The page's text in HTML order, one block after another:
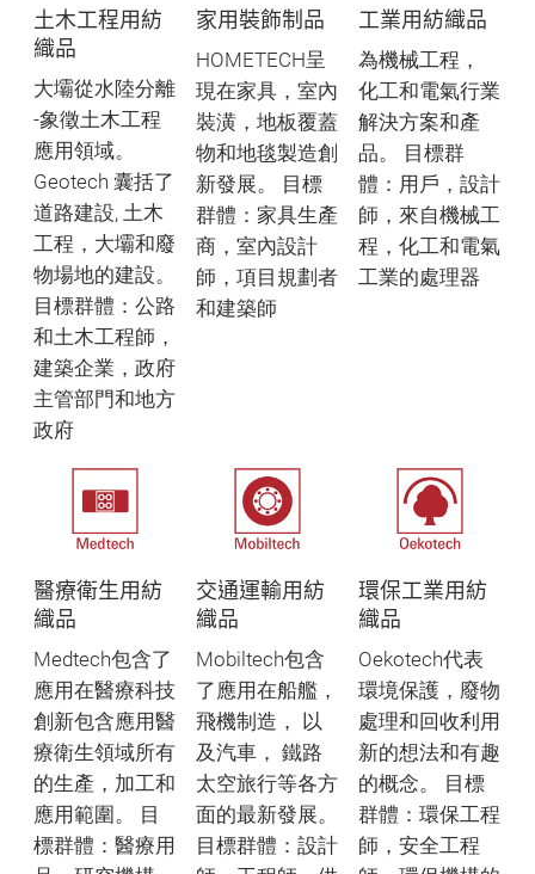
土木工程用紡
織品
大壩從水陸分離
-象徵土木工程
應用領域。
Geotech 囊括了
道路建設, 土木
工程，大壩和廢
物場地的建設。
目標群體：公路
和土木工程師，
建築企業，政府
主管部門和地方
政府
家用裝飾制品
HOMETECH呈
現在家具，室內
裝潢，地板覆蓋
物和地毯製造創
新發展。 目標
群體：家具生產
商，室內設計
師，項目規劃者
和建築師
工業用紡織品
為機械工程，
化工和電氣行業
解決方案和產
品。 目標群
體：用戶，設計
師，來自機械工
程，化工和電氣
工業的處理器
醫療衛生用紡
織品
Medtech包含了
應用在醫療科技
創新包含應用醫
療衛生領域所有
的生產，加工和
應用範圍。 目
標群體：醫療用
交通運輸用紡
織品
Mobiltech包含
了應用在船艦，
飛機制造， 以
及汽車， 鐵路
太空旅行等各方
面的最新發展。
目標群體：設計
環保工業用紡
織品
Oekotech代表
環境保護，廢物
處理和回收利用
新的想法和有趣
的概念。 目標
群體：環保工程
師，安全工程